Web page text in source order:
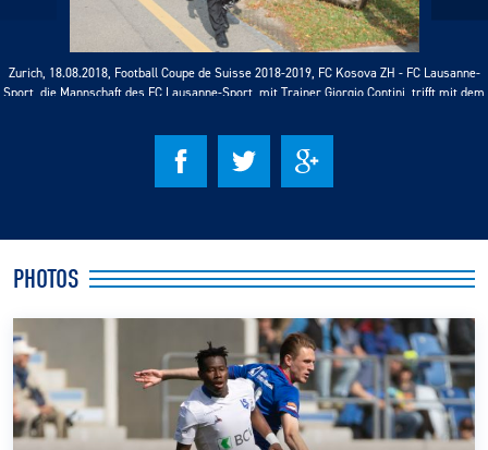
RESTAURATION
CLUB
LS E-SHOP
L’APP DU LS
LS ACADEMY CAMPS
MATCH DES CELEBRITES
PRESSE ET MEDIAS
Zurich, 18.08.2018, Football Coupe de Suisse 2018-2019, FC Kosova ZH - FC Lausanne-
Sport, die Mannschaft des FC Lausanne-Sport, mit Trainer Giorgio Contini, trifft mit dem
PHOTOS